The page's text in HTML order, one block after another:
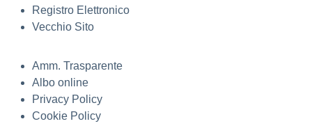
Registro Elettronico
Vecchio Sito
Amm. Trasparente
Albo online
Privacy Policy
Cookie Policy